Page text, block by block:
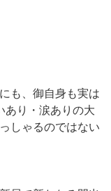
も、御自身も実は
あり・涙ありの大
しゃるのではない